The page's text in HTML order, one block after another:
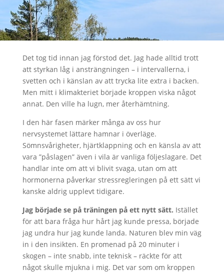
Det tog tid innan jag förstod det. Jag hade alltid trott
att styrkan låg i ansträngningen – i intervallerna, i
svetten och i känslan av att trycka lite extra i backen.
Men mitt i klimakteriet började kroppen viska något
annat. Den ville ha lugn, mer återhämtning.
I den här fasen märker många av oss hur
nervsystemet lättare hamnar i överläge.
Sömnsvårigheter, hjärtklappning och en känsla av att
vara ”påslagen” även i vila är vanliga följeslagare. Det
handlar inte om att vi blivit svaga, utan om att
hormonerna påverkar stressregleringen på ett sätt vi
kanske aldrig upplevt tidigare.
Jag började se på träningen på ett nytt sätt. Istället
för att bara fråga hur hårt jag kunde pressa, började
jag undra hur jag kunde landa. Naturen blev min väg
in i den insikten. En promenad på 20 minuter i
skogen – inte snabb, inte teknisk – räckte för att
något skulle mjukna i mig. Det var som om kroppen